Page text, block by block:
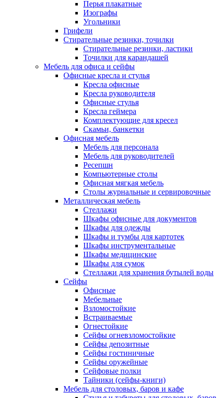
Перья плакатные
Изографы
Угольники
Грифели
Стирательные резинки, точилки
Стирательные резинки, ластики
Точилки для карандашей
Мебель для офиса и сейфы
Офисные кресла и стулья
Кресла офисные
Кресла руководителя
Офисные стулья
Кресла геймера
Комплектующие для кресел
Скамьи, банкетки
Офисная мебель
Мебель для персонала
Мебель для руководителей
Ресепшн
Компьютерные столы
Офисная мягкая мебель
Столы журнальные и сервировочные
Металлическая мебель
Стеллажи
Шкафы офисные для документов
Шкафы для одежды
Шкафы и тумбы для картотек
Шкафы инструментальные
Шкафы медицинские
Шкафы для сумок
Стеллажи для хранения бутылей воды
Сейфы
Офисные
Мебельные
Взломостойкие
Встраиваемые
Огнестойкие
Сейфы огневзломостойкие
Сейфы депозитные
Сейфы гостиничные
Сейфы оружейные
Сейфовые полки
Тайники (сейфы-книги)
Мебель для столовых, баров и кафе